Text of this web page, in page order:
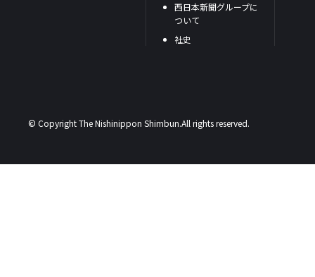
西日本新聞グループに
ついて
社史
© Copyright The Nishinippon Shimbun.All rights reserved.